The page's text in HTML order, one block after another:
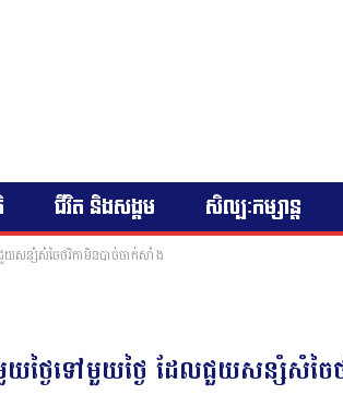
ជីវិត និងសង្គម សិល្បៈកម្សាន្ត
ជួយសន្សំសំចៃថវិកាមិនបាច់ចាក់សាំង
យថ្ងៃទៅមួយថ្ងៃ ដែលជួយសន្សំសំចៃ